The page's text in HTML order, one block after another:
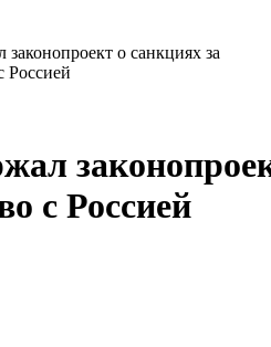
о санкциях за
Россией
с Россией